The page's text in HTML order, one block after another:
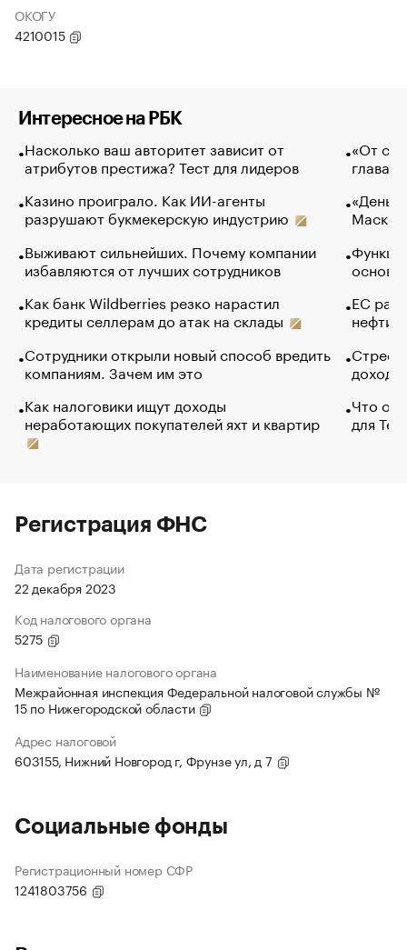
ОКОГУ
4210015
Интересное на РБК
Насколько ваш авторитет зависит от
атрибутов престижа? Тест для лидеров
Казино проиграло. Как ИИ-агенты
разрушают букмекерскую индустрию
Выживают сильнейших. Почему компании
избавляются от лучших сотрудников
Как банк Wildberries резко нарастил
кредиты селлерам до атак на склады
Сотрудники открыли новый способ вредить
компаниям. Зачем им это
Как налоговики ищут доходы
неработающих покупателей яхт и квартир
«От
глава
Маск в
основ
ЕС
нефти
Что
для
Регистрация ФНС
Дата регистрации
22 декабря 2023
Код налогового органа
5275
Наименование налогового органа
Межрайонная инспекция Федеральной налоговой службы №
15 по Нижегородской области
Адрес налоговой
603155, Нижний Новгород г, Фрунзе ул, д 7
Социальные фонды
Регистрационный номер СФР
1241803756